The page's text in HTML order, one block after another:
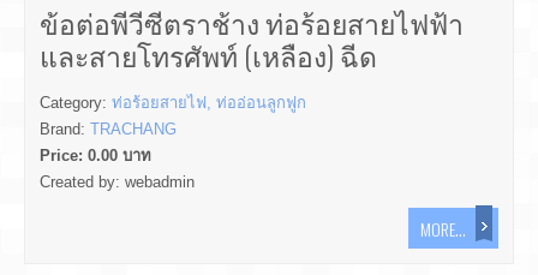
ข้อต่อพีวีซีตราช้าง ท่อร้อยสายไฟฟ้า
และสายโทรศัพท์ (เหลือง) ฉีด
Category: ท่อร้อยสายไฟ, ท่ออ่อนลูกฟูก
Brand: TRACHANG
Price: 0.00 บาท
Created by: webadmin
MORE...